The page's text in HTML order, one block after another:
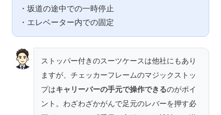
・坂道の途中での一時停止
・エレベーター内での固定
ストッパー付きのスーツケースは他社にもあり
ますが、チェッカーフレームのマジックストッ
プはキャリーバーの手元で操作できるのがポイ
ント。わざわざかがんで足元のレバーを押す必